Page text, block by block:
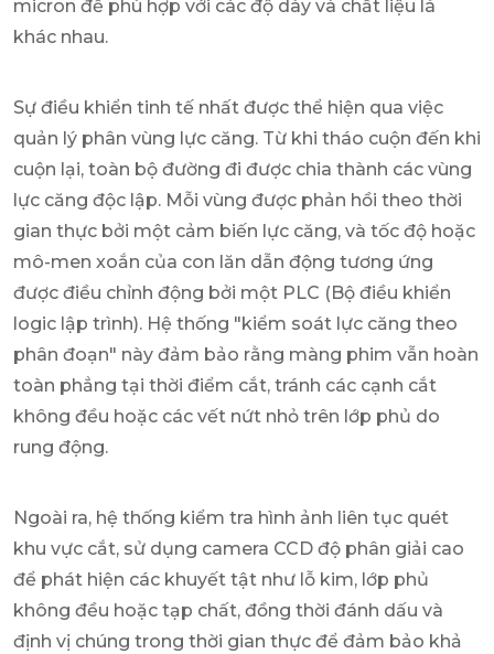
micron để phù hợp với các độ dày và chất liệu lá
khác nhau.
Sự điều khiển tinh tế nhất được thể hiện qua việc
quản lý phân vùng lực căng. Từ khi tháo cuộn đến khi
cuộn lại, toàn bộ đường đi được chia thành các vùng
lực căng độc lập. Mỗi vùng được phản hồi theo thời
gian thực bởi một cảm biến lực căng, và tốc độ hoặc
mô-men xoắn của con lăn dẫn động tương ứng
được điều chỉnh động bởi một PLC (Bộ điều khiển
logic lập trình). Hệ thống "kiểm soát lực căng theo
phân đoạn" này đảm bảo rằng màng phim vẫn hoàn
toàn phẳng tại thời điểm cắt, tránh các cạnh cắt
không đều hoặc các vết nứt nhỏ trên lớp phủ do
rung động.
Ngoài ra, hệ thống kiểm tra hình ảnh liên tục quét
khu vực cắt, sử dụng camera CCD độ phân giải cao
để phát hiện các khuyết tật như lỗ kim, lớp phủ
không đều hoặc tạp chất, đồng thời đánh dấu và
định vị chúng trong thời gian thực để đảm bảo khả